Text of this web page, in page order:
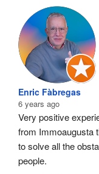
Enric Fàbregas
6 years ago
Very positive
from Immoaugusta
to solve all the
people.